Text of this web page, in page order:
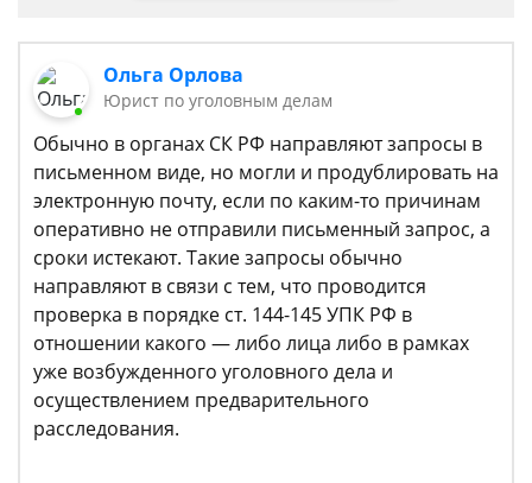
Ольга Орлова
Юрист по уголовным делам
Обычно в органах СК РФ направляют запросы в
письменном виде, но могли и продублировать на
электронную почту, если по каким-то причинам
оперативно не отправили письменный запрос, а
сроки истекают. Такие запросы обычно
направляют в связи с тем, что проводится
проверка в порядке ст. 144-145 УПК РФ в
отношении какого — либо лица либо в рамках
уже возбужденного уголовного дела и
осуществлением предварительного
расследования.